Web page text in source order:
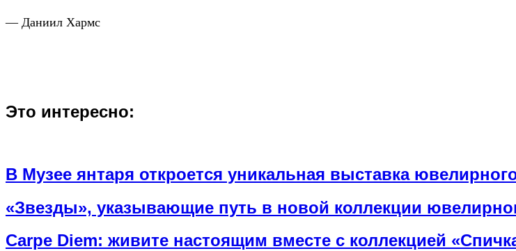
— Даниил Хармс
Это интересно:
В Музее янтаря откроется уникальная выставка
«Звезды», указывающие путь в новой коллекции
Carpe Diem: живите настоящим вместе с коллекцией